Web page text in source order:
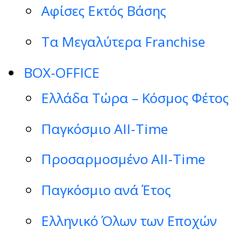
Αφίσες Εκτός Βάσης
Τα Μεγαλύτερα Franchise
BOX-OFFICE
Ελλάδα Τώρα – Κόσμος Φέτος
Παγκόσμιο All-Time
Προσαρμοσμένο All-Time
Παγκόσμιο ανά Έτος
Ελληνικό Όλων των Εποχών